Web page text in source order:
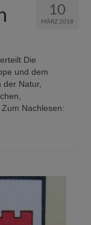
10
MÄRZ 2018
Die
und dem
Natur,
Nachlesen: